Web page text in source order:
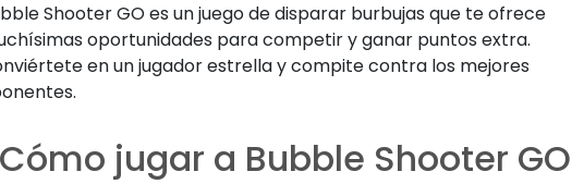
Shooter GO es un juego de disparar burbujas que te ofrece
oportunidades para competir y ganar puntos extra.
en un jugador estrella y compite contra los mejores
jugar a Bubble Shooter